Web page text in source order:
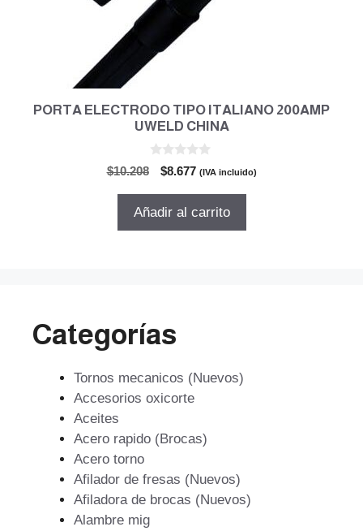
PORTA ELECTRODO TIPO ITALIANO 200AMP
UWELD CHINA
$10.208
El
original
$8.677El
actual
(IVA incluido)
Añadir al carrito
Categorías
Tornos mecanicos (Nuevos)
Accesorios oxicorte
Aceites
Acero rapido (Brocas)
Acero torno
Afilador de fresas (Nuevos)
Afiladora de brocas (Nuevos)
Alambre mig